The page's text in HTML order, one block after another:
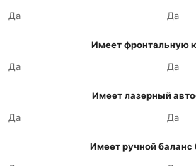
Да
Да
Имеет фронтальную
Да
Да
Имеет лазерный
Да
Да
Имеет ручной баланс